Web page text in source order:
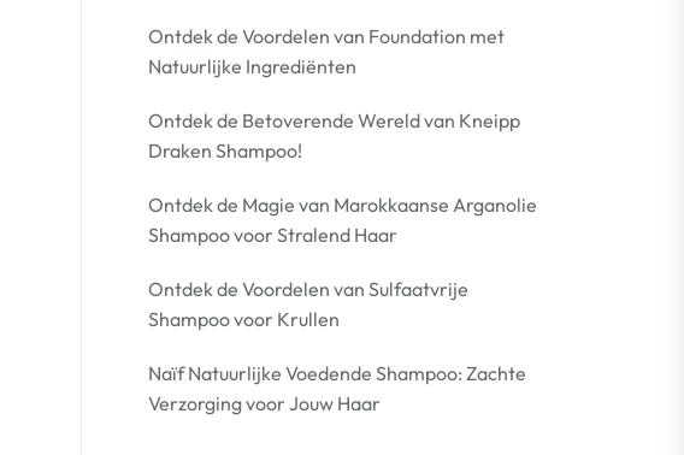
Ontdek de Voordelen van Foundation met
Natuurlijke Ingrediënten
Ontdek de Betoverende Wereld van Kneipp
Draken Shampoo!
Ontdek de Magie van Marokkaanse Arganolie
Shampoo voor Stralend Haar
Ontdek de Voordelen van Sulfaatvrije
Shampoo voor Krullen
Naïf Natuurlijke Voedende Shampoo: Zachte
Verzorging voor Jouw Haar